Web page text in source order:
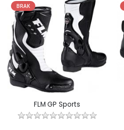
BRAK
FLM GP Sports